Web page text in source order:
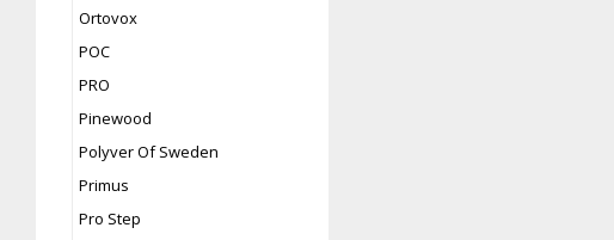
Ortovox
POC
PRO
Pinewood
Polyver Of Sweden
Primus
Pro Step